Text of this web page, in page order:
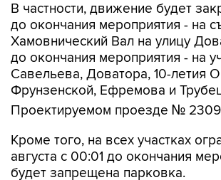
В частности, движение будет
до окончания мероприятия - на
Хамовнический Вал на улицу
до окончания мероприятия - на
Савельева, Доватора, 10-летия
Фрунзенской, Ефремова и
Проектируемом проезде №
Кроме того, на всех участках
августа с 00:01 до окончания
будет запрещена парковка.